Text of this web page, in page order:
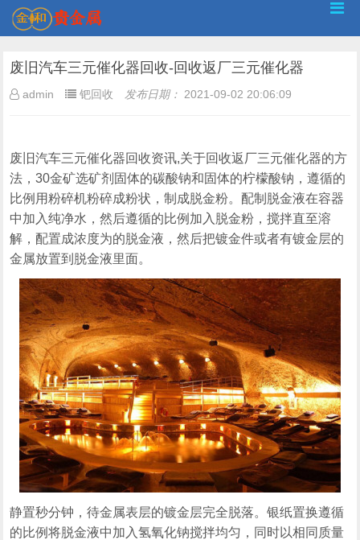
废旧汽车三元催化器回收-回收返厂三元催化器
admin 钯回收 发布日期： 2021-09-02 20:06:09
废旧汽车三元催化器回收资讯,关于回收返厂三元催化器的方
法，30金矿选矿剂固体的碳酸钠和固体的柠檬酸钠，遵循的
比例用粉碎机粉碎成粉状，制成脱金粉。配制脱金液在容器
中加入纯净水，然后遵循的比例加入脱金粉，搅拌直至溶
解，配置成浓度为的脱金液，然后把镀金件或者有镀金层的
金属放置到脱金液里面。
静置秒分钟，待金属表层的镀金层完全脱落。银纸置换遵循
的比例将脱金液中加入氢氧化钠搅拌均匀，同时以相同质量